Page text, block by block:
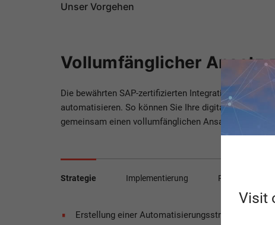
Unser Vorgehen
Vollumfänglicher Ansatz
Die bewährten SAP-zertifizierten Integrationen mit
automatisieren. So können Sie Ihre digitale
gemeinsam einen vollumfänglichen Ansatz, der sich
Strategie Implementierung Projekt
Erstellung einer Automatisierungsstrategie
Visit